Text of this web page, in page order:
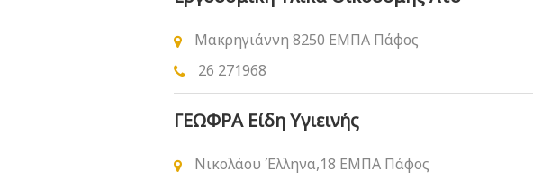
Μακρηγιάννη 8250 ΕΜΠΑ Πάφος
26 271968
ΓΕΩΦΡΑ Είδη Υγιεινής
Νικολάου Έλληνα,18 ΕΜΠΑ Πάφος